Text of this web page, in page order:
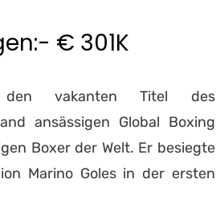
€ 301K
vakanten Titel des
ansässigen Global Boxing
Boxer der Welt. Er besiegte
Marino Goles in der ersten